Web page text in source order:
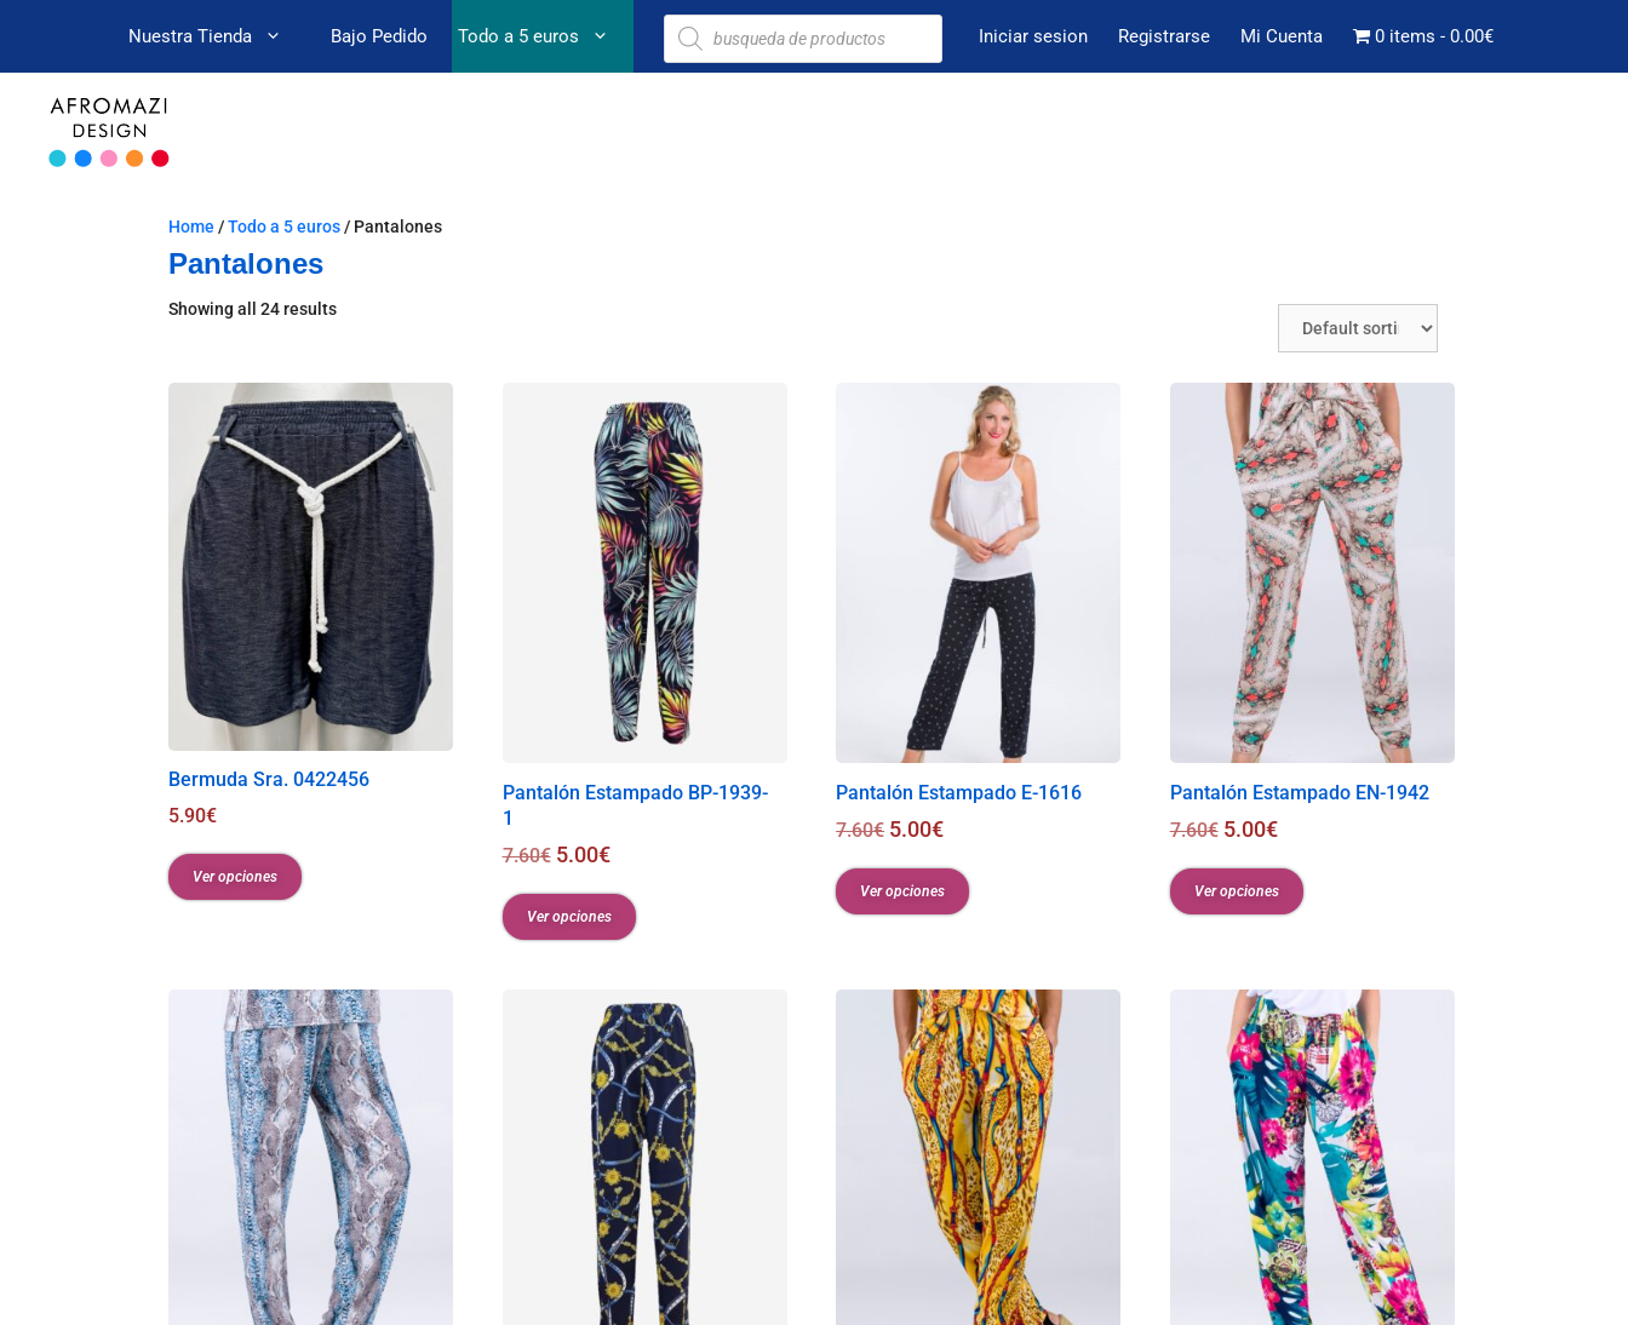
Nuestra Tienda Bajo Pedido Todo a 5 euros Iniciar sesion Registrarse Mi Cuenta 0 items 0.00€
Home /Todo a 5 euros/ Pantalones
Pantalones
Showing all 24 results
Bermuda Sra. 0422456
5.90€
Ver opciones
Pantalón Estampado BP-1939-
1
7.60€ 5.00€
Ver opciones
Pantalón Estampado E-1616
7.60€ 5.00€
Ver opciones
Pantalón Estampado EN-1942
7.60€ 5.00€
Ver opciones